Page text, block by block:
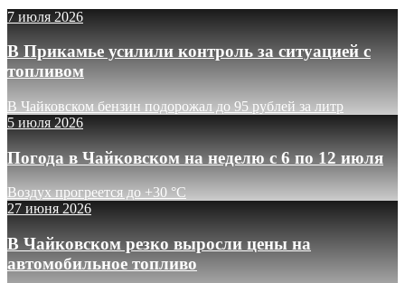
7 июля 2026
В Прикамье усилили контроль за ситуацией с
топливом
В Чайковском бензин подорожал до 95 рублей за литр
5 июля 2026
Погода в Чайковском на неделю с 6 по 12 июля
Воздух прогреется до +30 °C
27 июня 2026
В Чайковском резко выросли цены на
автомобильное топливо